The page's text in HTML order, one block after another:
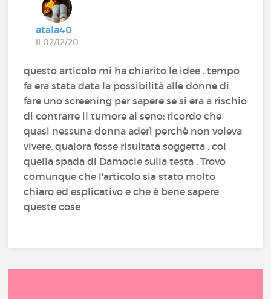
atala40
il 02/12/20
questo articolo mi ha chiarito le idee . tempo
fa era stata data la possibilità alle donne di
fare uno screening per sapere se si era a rischio
di contrarre il tumore al seno: ricordo che
quasi nessuna donna aderì perchè non voleva
vivere, qualora fosse risultata soggetta , col
quella spada di Damocle sulla testa . Trovo
comunque che l'articolo sia stato molto
chiaro ed esplicativo e che è bene sapere
queste cose